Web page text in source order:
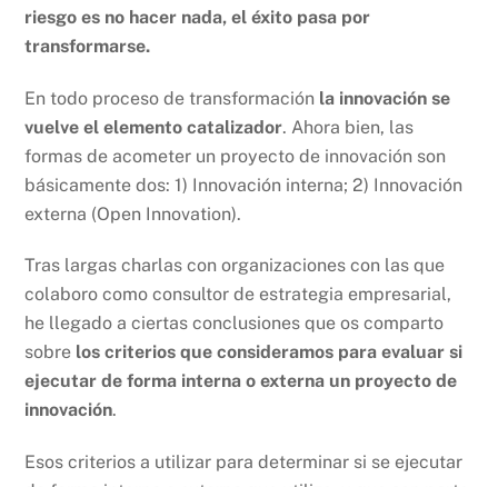
riesgo es no hacer nada, el éxito pasa por
transformarse.
En todo proceso de transformación la innovación se
vuelve el elemento catalizador. Ahora bien, las
formas de acometer un proyecto de innovación son
básicamente dos: 1) Innovación interna; 2) Innovación
externa (Open Innovation).
Tras largas charlas con organizaciones con las que
colaboro como consultor de estrategia empresarial,
he llegado a ciertas conclusiones que os comparto
sobre los criterios que consideramos para evaluar si
ejecutar de forma interna o externa un proyecto de
innovación.
Esos criterios a utilizar para determinar si se ejecutar